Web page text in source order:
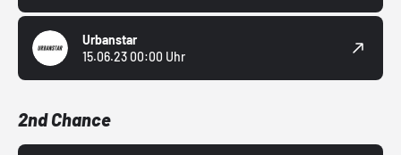
Urbanstar
15.06.23 00:00 Uhr
2nd Chance